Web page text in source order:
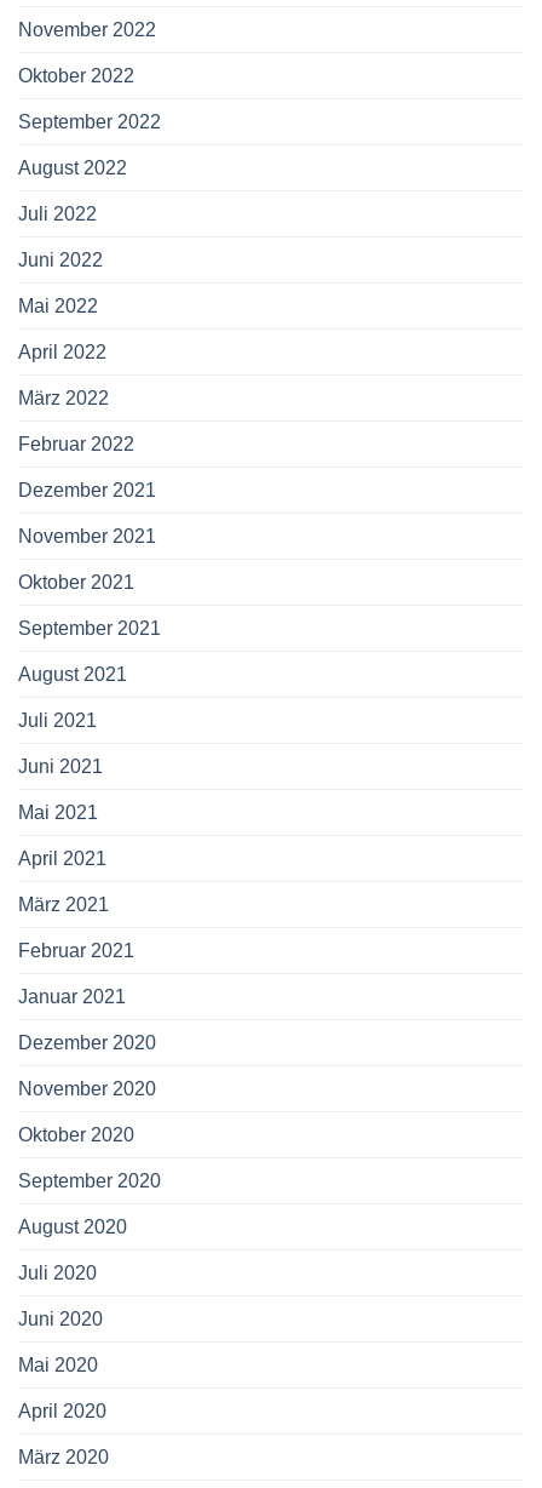
November 2022
Oktober 2022
September 2022
August 2022
Juli 2022
Juni 2022
Mai 2022
April 2022
März 2022
Februar 2022
Dezember 2021
November 2021
Oktober 2021
September 2021
August 2021
Juli 2021
Juni 2021
Mai 2021
April 2021
März 2021
Februar 2021
Januar 2021
Dezember 2020
November 2020
Oktober 2020
September 2020
August 2020
Juli 2020
Juni 2020
Mai 2020
April 2020
März 2020